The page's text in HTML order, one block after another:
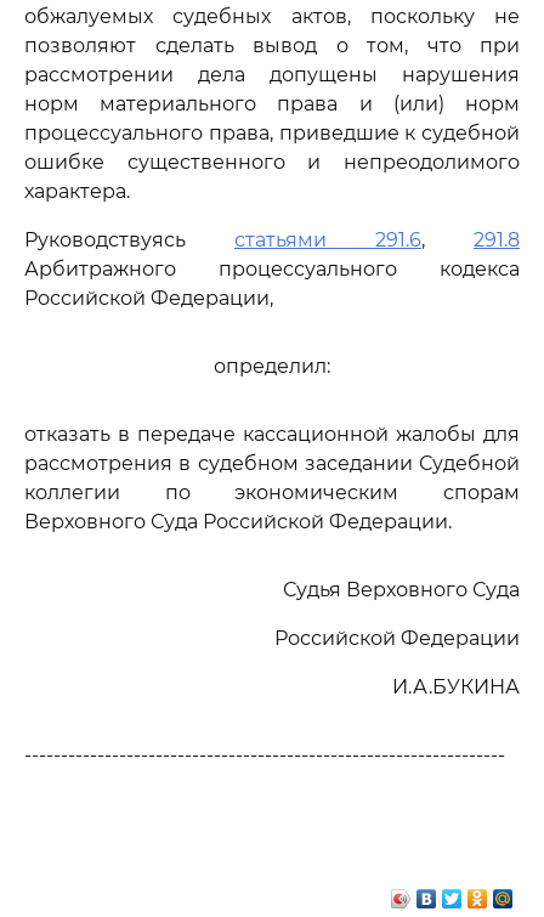
обжалуемых судебных актов, поскольку не
позволяют сделать вывод о том, что при
рассмотрении дела допущены нарушения
норм материального права и (или) норм
процессуального права, приведшие к судебной
ошибке существенного и непреодолимого
характера.
Руководствуясь статьями 291.6, 291.8
Арбитражного процессуального кодекса
Российской Федерации,
определил:
отказать в передаче кассационной жалобы для
рассмотрения в судебном заседании Судебной
коллегии по экономическим спорам
Верховного Суда Российской Федерации.
Судья Верховного Суда
Российской Федерации
И.А.БУКИНА
------------------------------------------------------------------